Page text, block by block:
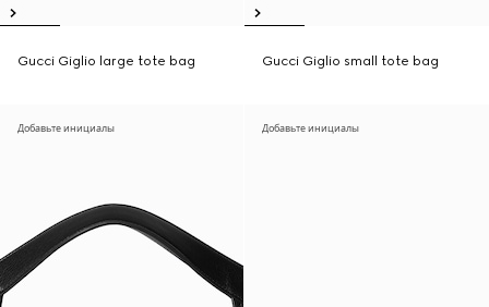
Gucci Giglio large tote bag Gucci Giglio small tote bag
Добавьте инициалы Добавьте инициалы